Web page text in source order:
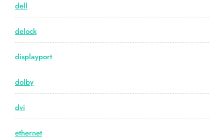
dell
delock
displayport
dolby
dvi
ethernet